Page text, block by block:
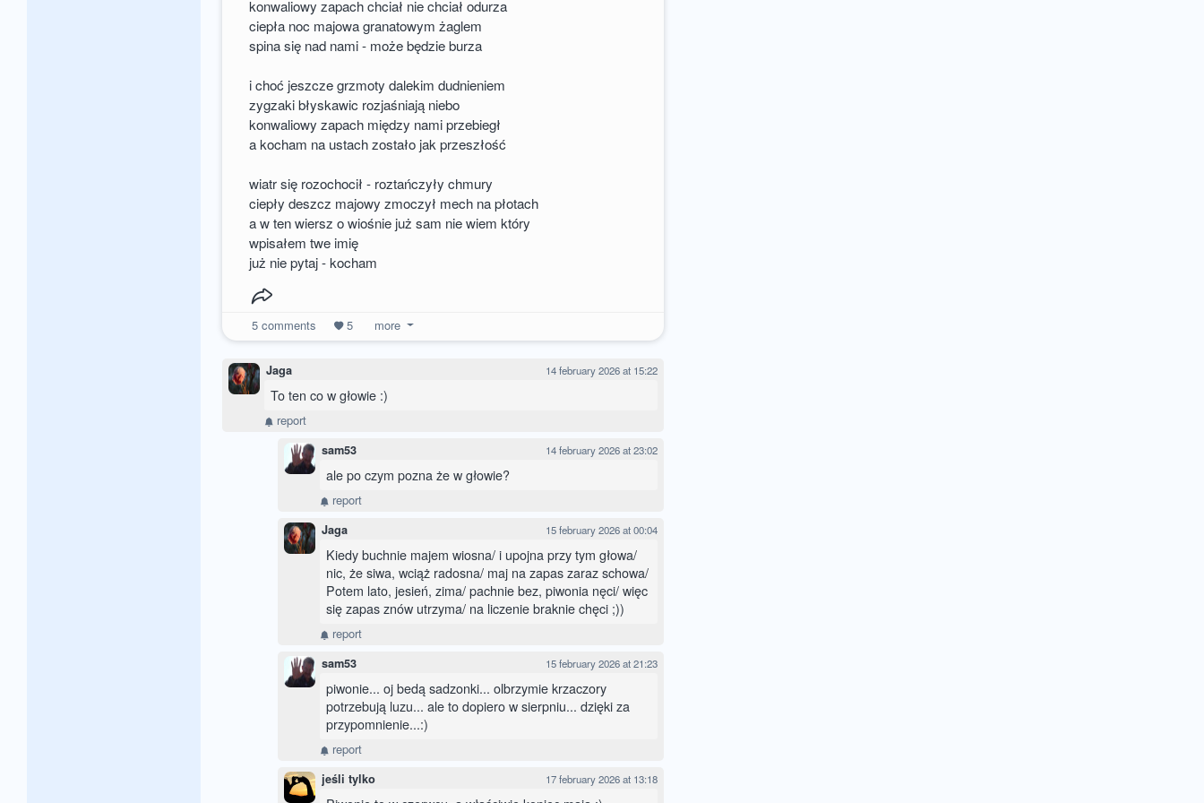
konwaliowy zapach chciał nie chciał odurza
ciepła noc majowa granatowym żaglem
spina się nad nami - może będzie burza
i choć jeszcze grzmoty dalekim dudnieniem
zygzaki błyskawic rozjaśniają niebo
konwaliowy zapach między nami przebiegł
a kocham na ustach zostało jak przeszłość
wiatr się rozochocił - roztańczyły chmury
ciepły deszcz majowy zmoczył mech na płotach
a w ten wiersz o wiośnie już sam nie wiem który
wpisałem twe imię
już nie pytaj - kocham
5comments 5 more
Jaga 14 february 2026 at 15:22
To ten co w głowie :)
report
sam53 14 february 2026 at 23:02
ale po czym pozna że w głowie?
report
Jaga 15 february 2026 at 00:04
Kiedy buchnie majem wiosna/ i upojna przy tym głowa/
nic, że siwa, wciąż radosna/ maj na zapas zaraz schowa/
Potem lato, jesień, zima/ pachnie bez, piwonia nęci/ więc
się zapas znów utrzyma/ na liczenie braknie chęci ;))
report
sam53 15 february 2026 at 21:23
piwonie... oj bedą sadzonki... olbrzymie krzaczory
potrzebują luzu... ale to dopiero w sierpniu... dzięki za
przypomnienie...:)
report
jeśli tylko 17 february 2026 at 13:18